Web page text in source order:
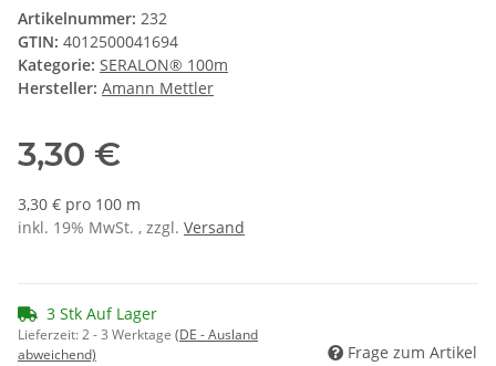
Artikelnummer: 232
GTIN: 4012500041694
Kategorie: SERALON® 100m
Hersteller: Amann Mettler
3,30 €
3,30 € pro 100 m
inkl. 19% MwSt. , zzgl. Versand
3 Stk Auf Lager
Lieferzeit:2 - 3 Werktage (DE - Ausland
abweichend)
Frage zum Artikel